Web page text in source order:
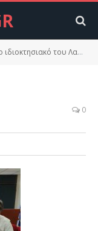
του Λαγίου χρειάζεται επιμονή και υπομονή που ο Νεοκλής Κρητικός διαθέτει.
0